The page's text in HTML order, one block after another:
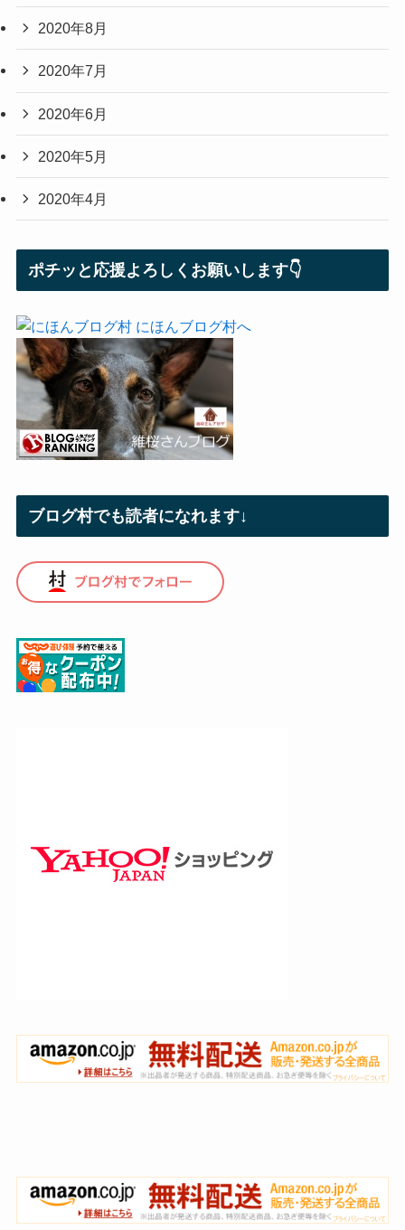
2020年8月
2020年7月
2020年6月
2020年5月
2020年4月
ポチッと応援よろしくお願いします👇
ブログ村でも読者になれます↓